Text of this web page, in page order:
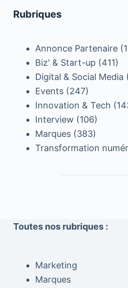
Rubriques
Annonce Partenaire
Biz' & Start-up (411)
Digital & Social Media
Events(247)
Innovation & Tech
Interview (106)
Marques(383)
Transformation
Toutes nos rubriques :
Marketing
Marques